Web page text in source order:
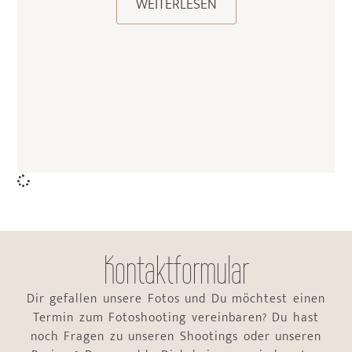
WEITERLESEN
Kontaktformular
Dir gefallen unsere Fotos und Du möchtest einen
Termin zum Fotoshooting vereinbaren? Du hast
noch Fragen zu unseren Shootings oder unseren